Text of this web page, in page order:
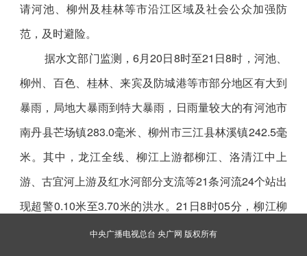
请河池、柳州及桂林等市沿江区域及社会公众加强防
范，及时避险。
据水文部门监测，6月20日8时至21日8时，河池、
柳州、百色、桂林、来宾及防城港等市部分地区有大到
暴雨，局地大暴雨到特大暴雨，日雨量较大的有河池市
南丹县芒场镇283.0毫米、柳州市三江县林溪镇242.5毫
米。其中，龙江全线、柳江上游都柳江、洛清江中上
游、古宜河上游及红水河部分支流等21条河流24个站出
现超警0.10米至3.70米的洪水。21日8时05分，柳江柳
州水文站水位涨至82.50米（警戒水位82.50米），根据
中央广播电视总台 央广网 版权所有